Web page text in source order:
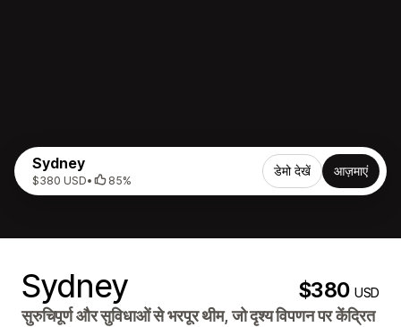
Sydney
$380 USD• 85%
डेमो देखें आज़माएं
Sydney $380USD
सुरुचिपूर्ण और सुविधाओं से भरपूर थीम, जो दृश्य विपणन पर केंद्रित